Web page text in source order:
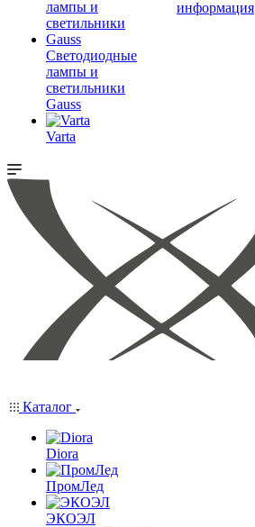
Светодиодные
лампы и
светильники
Gauss
Varta
информация
Каталог
Diora
ПромЛед
ЭКОЭЛ